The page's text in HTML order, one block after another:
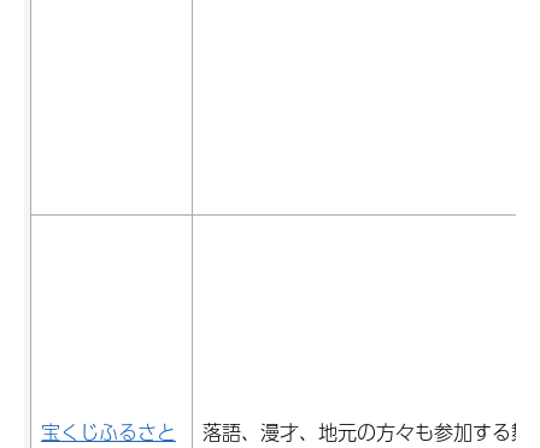
宝くじふるさと
落語、漫才、地元の方々も参加する舞